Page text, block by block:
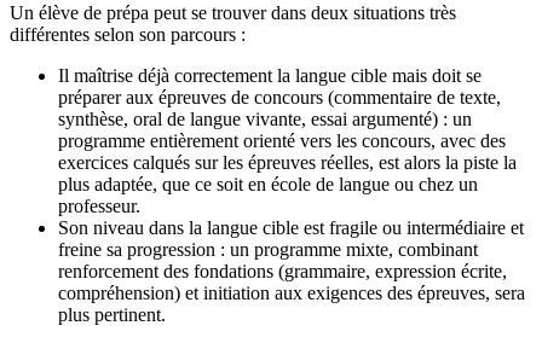
Un élève de prépa peut se trouver dans deux situations très
différentes selon son parcours :
Il maîtrise déjà correctement la langue cible mais doit se
préparer aux épreuves de concours (commentaire de texte,
synthèse, oral de langue vivante, essai argumenté) : un
programme entièrement orienté vers les concours, avec des
exercices calqués sur les épreuves réelles, est alors la piste la
plus adaptée, que ce soit en école de langue ou chez un
professeur.
Son niveau dans la langue cible est fragile ou intermédiaire et
freine sa progression : un programme mixte, combinant
renforcement des fondations (grammaire, expression écrite,
compréhension) et initiation aux exigences des épreuves, sera
plus pertinent.